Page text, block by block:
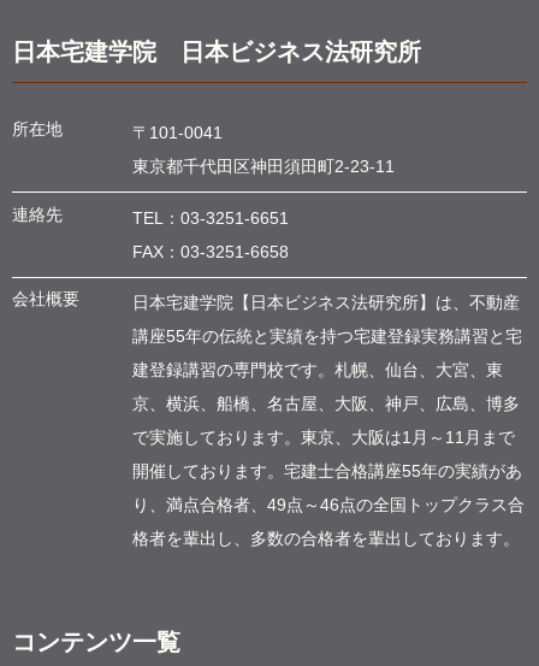
日本宅建学院 日本ビジネス法研究所
所在地
〒101-0041
東京都千代田区神田須田町2-23-11
連絡先 TEL： 03-3251-6651
FAX：03-3251-6658
会社概要
日本宅建学院【日本ビジネス法研究所】は、不動産
講座55年の伝統と実績を持つ宅建登録実務講習と宅
建登録講習の専門校です。札幌、仙台、大宮、東
京、横浜、船橋、名古屋、大阪、神戸、広島、博多
で実施しております。東京、大阪は1月～11月まで
開催しております。宅建士合格講座55年の実績があ
り、満点合格者、49点～46点の全国トップクラス合
格者を輩出し、多数の合格者を輩出しております。
コンテンツ一覧